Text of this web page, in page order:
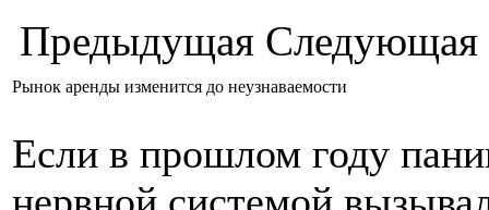
Предыдущая Следующая
Рынок аренды изменится до неузнаваемости
Если в прошлом году